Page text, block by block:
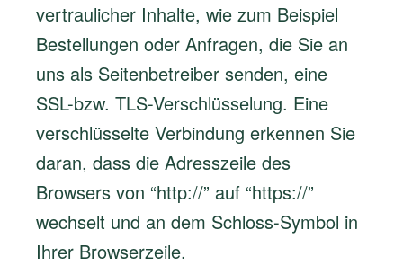
vertraulicher Inhalte, wie zum Beispiel
Bestellungen oder Anfragen, die Sie an
uns als Seitenbetreiber senden, eine
SSL-bzw. TLS-Verschlüsselung. Eine
verschlüsselte Verbindung erkennen Sie
daran, dass die Adresszeile des
Browsers von “http://” auf “https://”
wechselt und an dem Schloss-Symbol in
Ihrer Browserzeile.